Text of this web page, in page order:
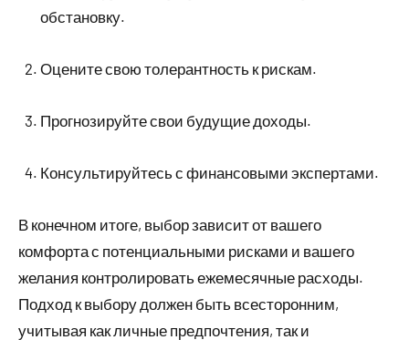
обстановку.
Оцените свою толерантность к рискам.
Прогнозируйте свои будущие доходы.
Консультируйтесь с финансовыми экспертами.
В конечном итоге, выбор зависит от вашего
комфорта с потенциальными рисками и вашего
желания контролировать ежемесячные расходы.
Подход к выбору должен быть всесторонним,
учитывая как личные предпочтения, так и